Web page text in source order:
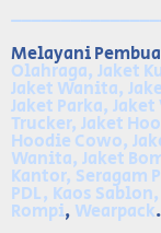
Melayani
Olahraga, Jaket
Jaket Wanita,
Jaket Parka,
Trucker, Jaket
Hoodie Cowo,
Wanita, Jaket
Kantor, Seragam
PDL, Kaos
Rompi, Wearpack.